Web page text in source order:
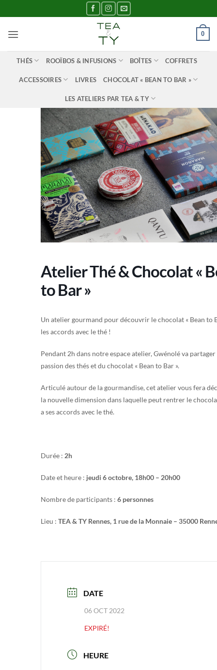
au
contenu
0
THÉS ROOÏBOS & INFUSIONS BOÎTES COFFRETS
ACCESSOIRES LIVRES CHOCOLAT « BEAN TO BAR »
LES ATELIERS PAR TEA & TY
Atelier Thé & Chocolat «
to Bar »
Un atelier gourmand pour découvrir le chocolat « Bean to
les accords avec le thé !
Pendant 2h dans notre espace atelier, Gwénolé va partager
passion des thés et du chocolat « Bean to Bar ».
Articulé autour de la gourmandise, cet atelier vous fera
la nouvelle dimension dans laquelle peut rentrer le
a ses accords avec le thé.
Durée : 2h
Date et heure : jeudi 6 octobre, 18h00 – 20h00
Nombre de participants : 6 personnes
Lieu : TEA & TY Rennes, 1 rue de la Monnaie – 35000
DATE
06 OCT 2022
EXPIRÉ!
HEURE